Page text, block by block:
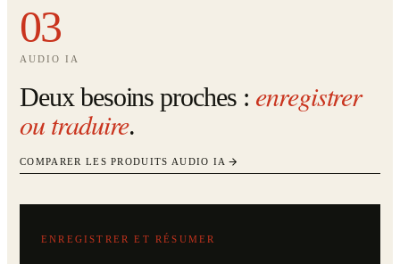
03
AUDIO IA
Deux besoins proches : enregistrer
ou traduire.
COMPARER LES PRODUITS AUDIO IA
ENREGISTRER ET RÉSUMER